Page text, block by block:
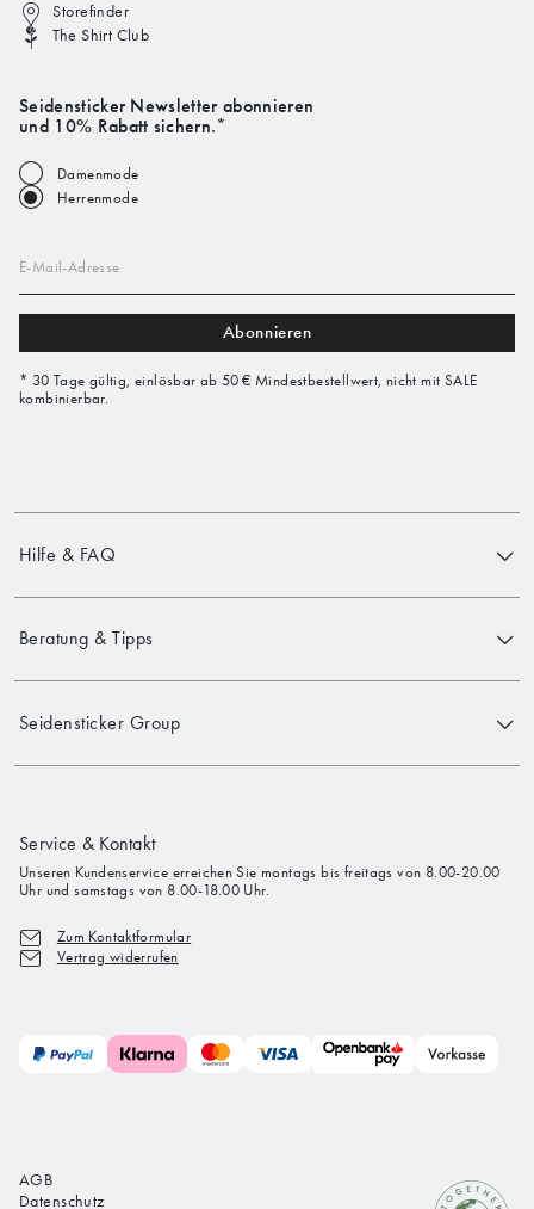
Storefinder
The Shirt Club
Seidensticker Newsletter abonnieren
und 10% Rabatt sichern.*
Damenmode
Herrenmode
E-Mail-Adresse
Abonnieren
* 30 Tage gültig, einlösbar ab 50 € Mindestbestellwert, nicht mit SALE
kombinierbar.
Hilfe & FAQ
Beratung & Tipps
Seidensticker Group
Service & Kontakt
Unseren Kundenservice erreichen Sie montags bis freitags von 8.00-20.00
Uhr und samstags von 8.00-18.00 Uhr.
Zum Kontaktformular
Vertrag widerrufen
AGB
Datenschutz